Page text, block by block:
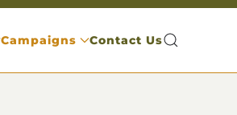
Campaigns Contact Us